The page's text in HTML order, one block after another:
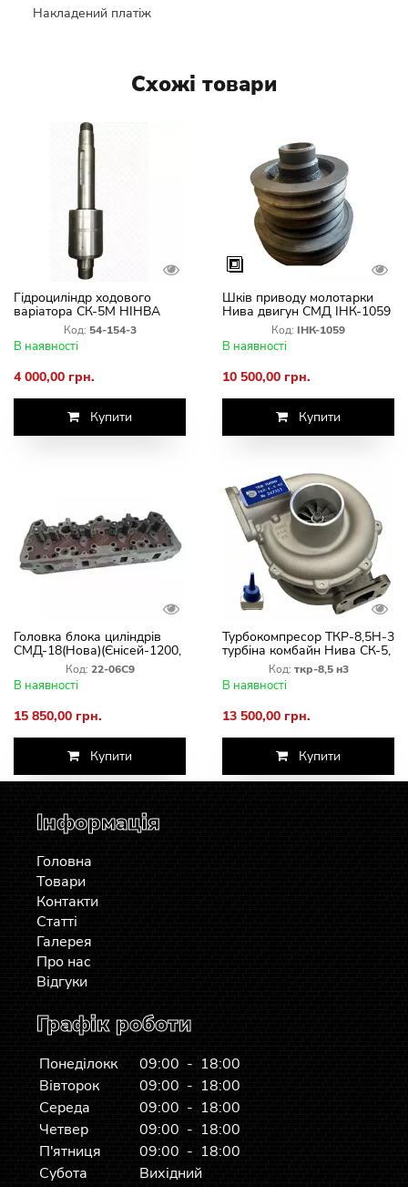
Накладений платіж
Схожі товари
Гідроциліндр ходового
варіатора СК-5М НІНВА
(граната) 54-154-3
Код: 54-154-3
В наявності
4 000,00 грн.
Купити
Шків приводу молотарки
Нива двигун СМД ІНК-1059
Код: ІНК-1059
В наявності
10 500,00 грн.
Купити
Головка блока циліндрів
СМД-18(Нова)(Єнісей-1200,
СК-5 Нива,)
Код: 22-06С9
В наявності
15 850,00 грн.
Купити
Турбокомпресор ТКР-8,5Н-3
турбіна комбайн Нива СК-5,
двигуна СМД-18, СМД-20,
СМД-22(Новая)
Код: ткр-8,5 н3
В наявності
13 500,00 грн.
Купити
Інформація
Головна
Товари
Контакти
Статті
Галерея
Про нас
Відгуки
Графік роботи
Понеділокк
09:00 - 18:00
Вівторок
09:00 - 18:00
Середа
09:00 - 18:00
Четвер
09:00 - 18:00
П'ятниця
09:00 - 18:00
Субота
Вихідний